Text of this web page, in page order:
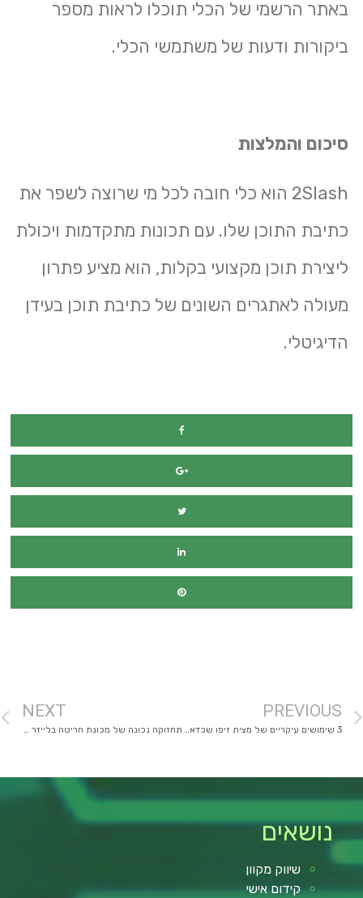
באתר הרשמי של הכלי תוכלו לראות מספר
ביקורות ודעות של משתמשי הכלי.
סיכום והמלצות
2Slash הוא כלי חובה לכל מי שרוצה לשפר את
כתיבת התוכן שלו. עם תכונות מתקדמות ויכולת
ליצירת תוכן מקצועי בקלות, הוא מציע פתרון
מעולה לאתגרים השונים של כתיבת תוכן בעידן
הדיגיטלי.
PREVIOUS
3 שימושים עיקריים של מצית זיפו שכדאי להכיר
NEXT
תחזוקה נכונה של מכונת חריטה בלייזר – הארכת חיי המכשיר ושמירה על איכות
נושאים
שיווק מקוון
קידום אישי